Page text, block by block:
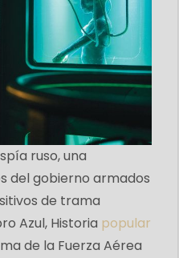
ruso, una
del gobierno armados
de trama
Azul, Historia popular
de la Fuerza Aérea